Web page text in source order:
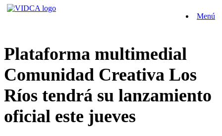
Saltar
Menú
Plataforma multimedial
Comunidad Creativa Los
Ríos tendrá su lanzamiento
oficial este jueves